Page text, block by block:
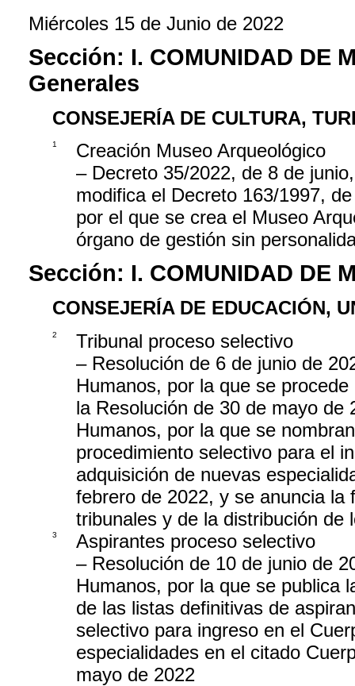
Miércoles 15 de Junio de 2022
Sección: I. COMUNIDAD DE
Generales
CONSEJERÍA DE CULTURA,
1
Creación Museo Arqueológico
– Decreto 35/2022, de 8 de
modifica el Decreto 163/1997,
por el que se crea el Museo
órgano de gestión sin
Sección: I. COMUNIDAD DE
CONSEJERÍA DE EDUCACIÓN,
2
Tribunal proceso selectivo
– Resolución de 6 de junio de
Humanos, por la que se
la Resolución de 30 de mayo de
Humanos, por la que se
procedimiento selectivo para el
adquisición de nuevas
febrero de 2022, y se anuncia la
tribunales y de la distribución de
3
Aspirantes proceso selectivo
– Resolución de 10 de junio de
Humanos, por la que se publica
de las listas definitivas de
selectivo para ingreso en el
especialidades en el citado
mayo de 2022